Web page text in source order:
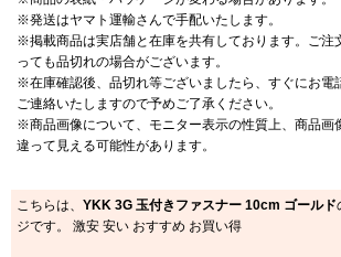
※発送はヤマト運輸さんで手配いたします。
※掲載商品は実店舗と在庫を共有しております。ご注
っても品切れの場合がございます。
※在庫確認後、品切れ等ございましたら、すぐにお電
ご連絡いたしますので予めご了承ください。
※商品画像について、モニター表示の性質上、商品画
違って見える可能性があります。
こちらは、 YKK 3G 玉付きファスナー 10cm ゴールド
ジです。 激安 安い おすすめ お買い得